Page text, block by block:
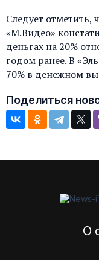
Следует отметить,
«М.Видео»
деньгах на 20%
годом ранее. В
70% в денежном
Поделиться
О